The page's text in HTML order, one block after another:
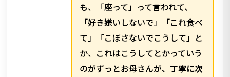
も、「座って」って言われて、
「好き嫌いしないで」「これ食べ
て」「こぼさないでこうして」と
か、これはこうしてとかっていう
のがずっとお母さんが、 丁寧に次